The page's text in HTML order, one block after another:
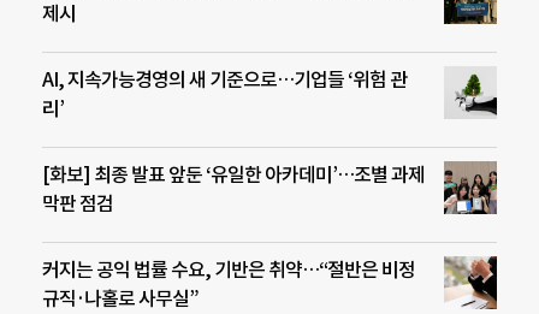
제시
AI, 지속가능경영의 새 기준으로…기업들 ‘위험 관
리’
[화보] 최종 발표 앞둔 ‘유일한 아카데미’…조별 과제
막판 점검
커지는 공익 법률 수요, 기반은 취약…“절반은 비정
규직·나홀로 사무실”